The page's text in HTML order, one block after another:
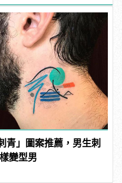
青」圖案推薦，男生刺
變型男